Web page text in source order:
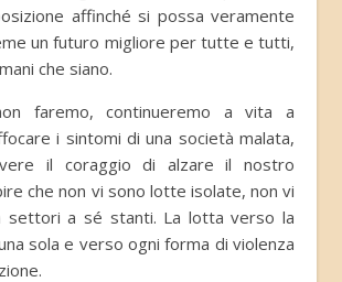
affinché si possa veramente
un futuro migliore per tutte e tutti,
che siano.
faremo, continueremo a vita a
i sintomi di una società malata,
il coraggio di alzare il nostro
che non vi sono lotte isolate, non vi
settori a sé stanti. La lotta verso la
sola e verso ogni forma di violenza